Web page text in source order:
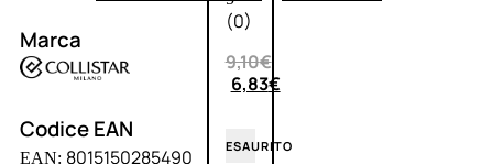
(0)
9,10€
6,83€
ESAURITO
Marca
Codice EAN
EAN: 8015150285490